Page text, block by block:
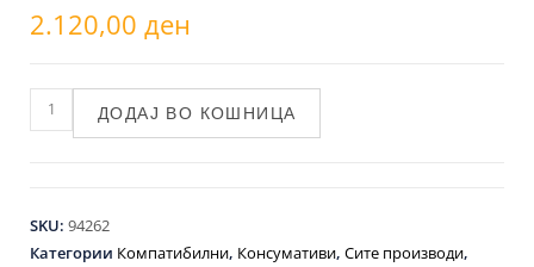
2.120,00 ден
ДОДАЈ ВО КОШНИЦА
SKU: 94262
Категории Компатибилни, Консумативи, Сите производи,